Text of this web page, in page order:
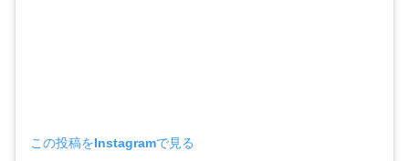
この投稿をInstagramで見る